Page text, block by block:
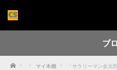
ブ
Home マイ本棚 「サラリーマン金太